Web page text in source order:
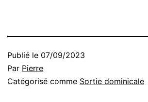
Publié le 07/09/2023
Par Pierre
Catégorisé comme Sortie dominicale